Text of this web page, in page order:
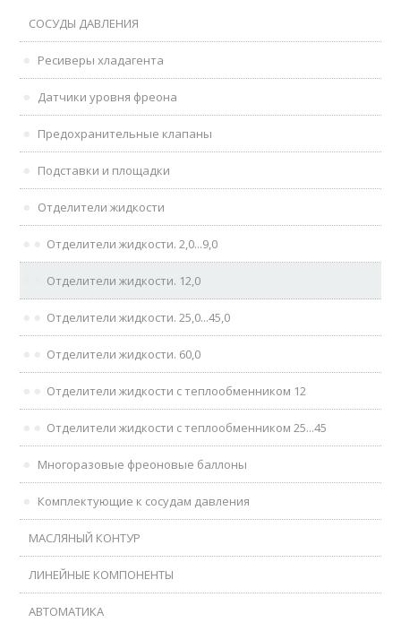
СОСУДЫ ДАВЛЕНИЯ
Ресиверы хладагента
Датчики уровня фреона
Предохранительные клапаны
Подставки и площадки
Отделители жидкости
Отделители жидкости. 2,0...9,0
Отделители жидкости. 12,0
Отделители жидкости. 25,0...45,0
Отделители жидкости. 60,0
Отделители жидкости с теплообменником 12
Отделители жидкости с теплообменником 25...45
Многоразовые фреоновые баллоны
Комплектующие к сосудам давления
МАСЛЯНЫЙ КОНТУР
ЛИНЕЙНЫЕ КОМПОНЕНТЫ
АВТОМАТИКА